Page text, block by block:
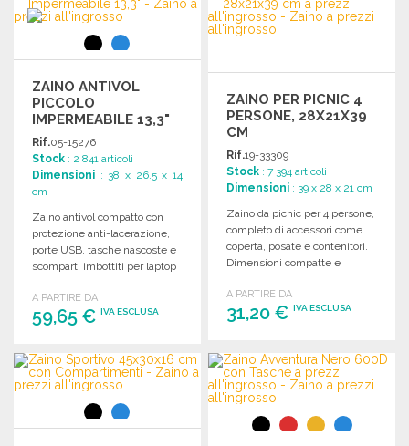
Richiedi un preventivo
ZAINO ANTIVOL
PICCOLO
IMPERMEABILE 13,3"
Rif.05-15276
Stock : 2 841 articoli
Dimensioni : 38 x 26.5 x 14
cm
Zaino antivol compatto con
protezione anti-lacerazione,
porte USB, tasche nascoste e
scomparti imbottiti per laptop
A PARTIRE DA
59,65 € IVA ESCLUSA
ORDINARE
Richiedi un preventivo
ZAINO PER PICNIC 4
PERSONE, 28X21X39
CM
Rif.19-33309
Stock : 7 394 articoli
Dimensioni : 39 x 28 x 21 cm
Zaino da picnic per 4 persone,
completo di accessori come
coperta, posate e contenitori.
Dimensioni compatte e
A PARTIRE DA
31,20 €IVA ESCLUSA
ORDINARE
Richiedi un preventivo